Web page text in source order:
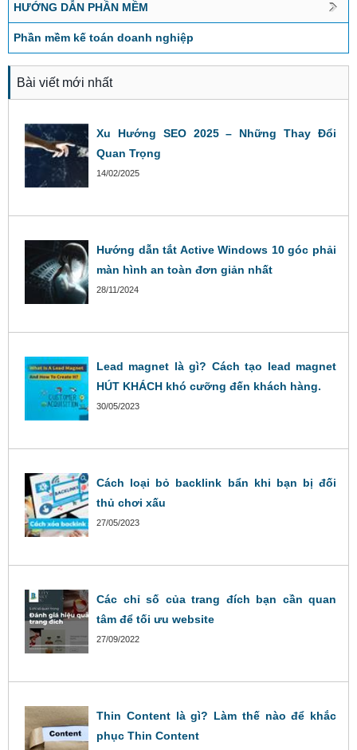
HƯỚNG DẪN PHẦN MỀM
Phần mềm kế toán doanh nghiệp
Bài viết mới nhất
Xu Hướng SEO 2025 – Những Thay Đổi
Quan Trọng
14/02/2025
Hướng dẫn tắt Active Windows 10 góc phải
màn hình an toàn đơn giản nhất
28/11/2024
Lead magnet là gì? Cách tạo lead magnet
HÚT KHÁCH khó cưỡng đến khách hàng.
30/05/2023
Cách loại bỏ backlink bẩn khi bạn bị đối
thủ chơi xấu
27/05/2023
Các chỉ số của trang đích bạn cần quan
tâm để tối ưu website
27/09/2022
Thin Content là gì? Làm thế nào để khắc
phục Thin Content